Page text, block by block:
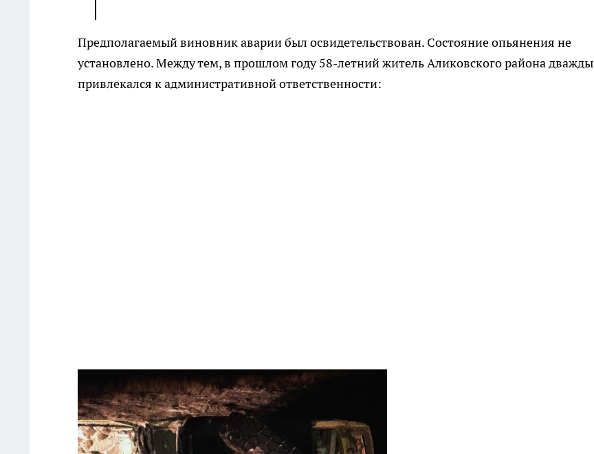
Предполагаемый виновник аварии был освидетельствован. Состояние опьянения не
установлено. Между тем, в прошлом году 58-летний житель Аликовского района дважды
привлекался к административной ответственности: